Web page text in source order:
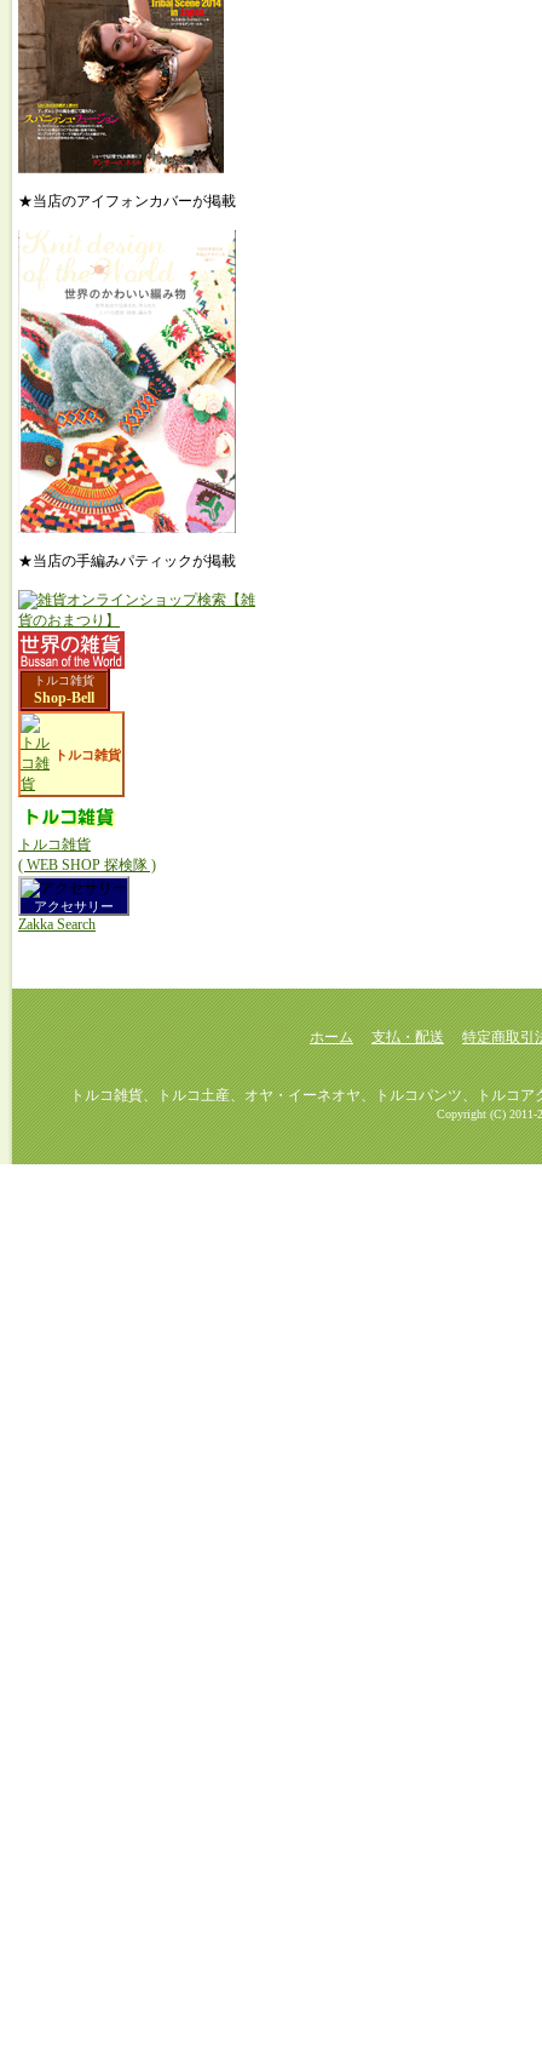
★当店のアイフォンカバーが掲載
★当店の手編みパティックが掲載
トルコ雑貨
Shop-Bell
トルコ雑貨
トルコ雑貨
( WEB SHOP 探検隊 )
アクセサリー
Zakka Search
ホーム 支払・配送 特定商取引
トルコ雑貨、トルコ土産、オヤ・イーネオヤ、トルコパンツ、トルコアク
Copyright (C) 2011-